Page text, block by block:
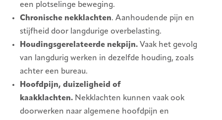
een plotselinge beweging.
Chronische nekklachten. Aanhoudende pijn en
stijfheid door langdurige overbelasting.
Houdingsgerelateerde nekpijn. Vaak het gevolg
van langdurig werken in dezelfde houding, zoals
achter een bureau.
Hoofdpijn, duizeligheid of
kaakklachten. Nekklachten kunnen vaak ook
doorwerken naar algemene hoofdpijn en